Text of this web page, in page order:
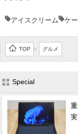
アイスクリーム ケ
TOP > グルメ
Special